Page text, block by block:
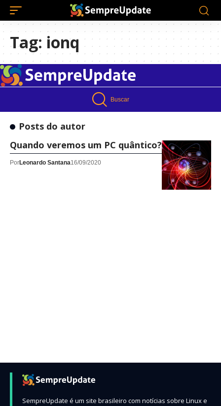
Tag: ionq
Buscar
Posts do autor
Quando veremos um PC quântico?
PorLeonardo Santana16/09/2020
SempreUpdate é um site brasileiro com notícias sobre Linux e